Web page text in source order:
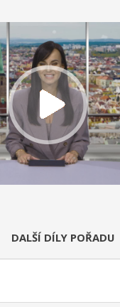
DALŠÍ DÍLY POŘADU